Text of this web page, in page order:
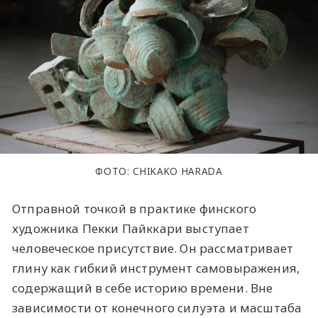
ФОТО: CHIKAKO HARADA
Отправной точкой в практике финского
художника Пекки Пайккари выступает
человеческое присутствие. Он рассматривает
глину как гибкий инструмент самовыражения,
содержащий в себе историю времени. Вне
зависимости от конечного силуэта и масштаба